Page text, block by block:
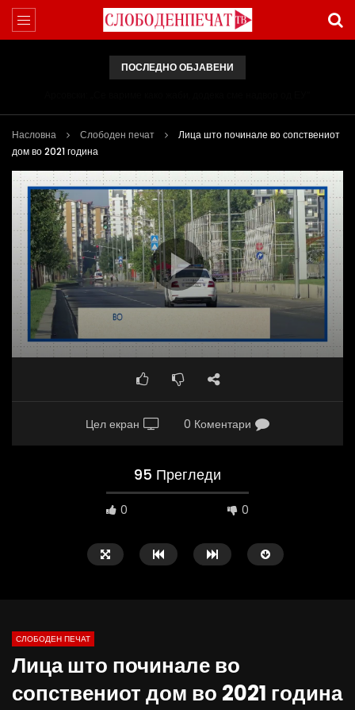
ПОСЛЕДНО ОБЈАВЕНИ
Насловна Слободен печат
Лица што починале во сопствениот
дом во 2021 година
Цел екран 0 Коментари
95 Прегледи
0 0
09:38
СЛОБОДЕН ПЕЧАТ
Лица што починале во
сопствениот дом во 2021 година